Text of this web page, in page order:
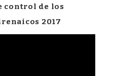
control de los
2017